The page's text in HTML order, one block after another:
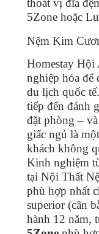
5Zone hoặc
Nệm Kim
Homestay Hội
nghiệp hóa để
du lịch quốc
tiếp đến đánh
đặt phòng –
giấc ngủ là
khách không
Kinh nghiệm
tại Nội Thất
phù hợp nhất
superior (cân
hành 12 năm,